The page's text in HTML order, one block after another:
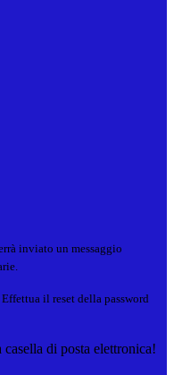
inviato un messaggio
il reset della password
di posta elettronica!